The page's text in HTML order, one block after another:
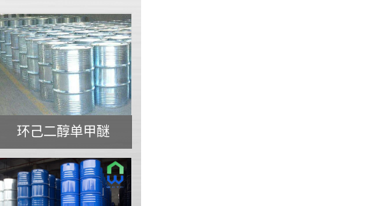
环己二醇单甲醚